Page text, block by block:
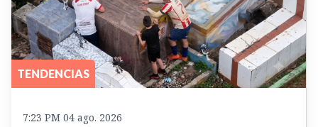
TENDENCIAS
7:23 PM 04 ago. 2026